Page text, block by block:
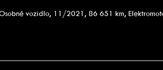
vozidlo, 11/2021, 86 651 km,